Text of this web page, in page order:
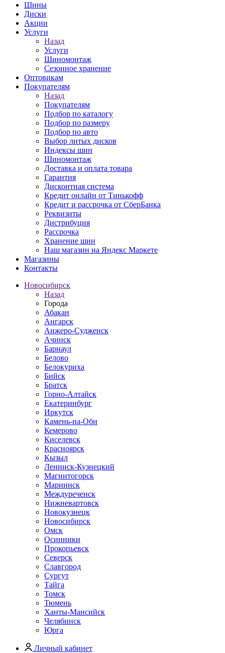
Шины
Диски
Акции
Услуги
Назад
Услуги
Шиномонтаж
Сезонное хранение
Оптовикам
Покупателям
Назад
Покупателям
Подбор по каталогу
Подбор по размеру
Подбор по авто
Выбор литых дисков
Индексы шин
Шиномонтаж
Доставка и оплата товара
Гарантия
Дисконтная система
Кредит онлайн от Тинькофф
Кредит и рассрочка от СберБанка
Реквизиты
Дистрибуция
Рассрочка
Хранение шин
Наш магазин на Яндекс Маркете
Магазины
Контакты
Новосибирск
Назад
Города
Абакан
Ангарск
Анжеро-Судженск
Ачинск
Барнаул
Белово
Белокуриха
Бийск
Братск
Горно-Алтайск
Екатеринбург
Иркутск
Камень-на-Оби
Кемерово
Киселевск
Красноярск
Кызыл
Ленинск-Кузнецкий
Магнитогорск
Мариинск
Междуреченск
Нижневартовск
Новокузнецк
Новосибирск
Омск
Осинники
Прокопьевск
Северск
Славгород
Сургут
Тайга
Томск
Тюмень
Ханты-Мансийск
Челябинск
Юрга
Личный кабинет